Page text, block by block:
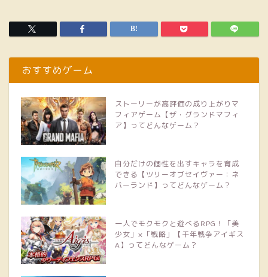
おすすめゲーム
ストーリーが高評価の成り上がりマ
フィアゲーム【ザ・グランドマフィ
ア】ってどんなゲーム？
自分だけの個性を出すキャラを育成
できる【ツリーオブセイヴァー：ネ
バーランド】ってどんなゲーム？
一人でモクモクと遊べるRPG！「美
少女」×「戦略」【千年戦争アイギス
A】ってどんなゲーム？